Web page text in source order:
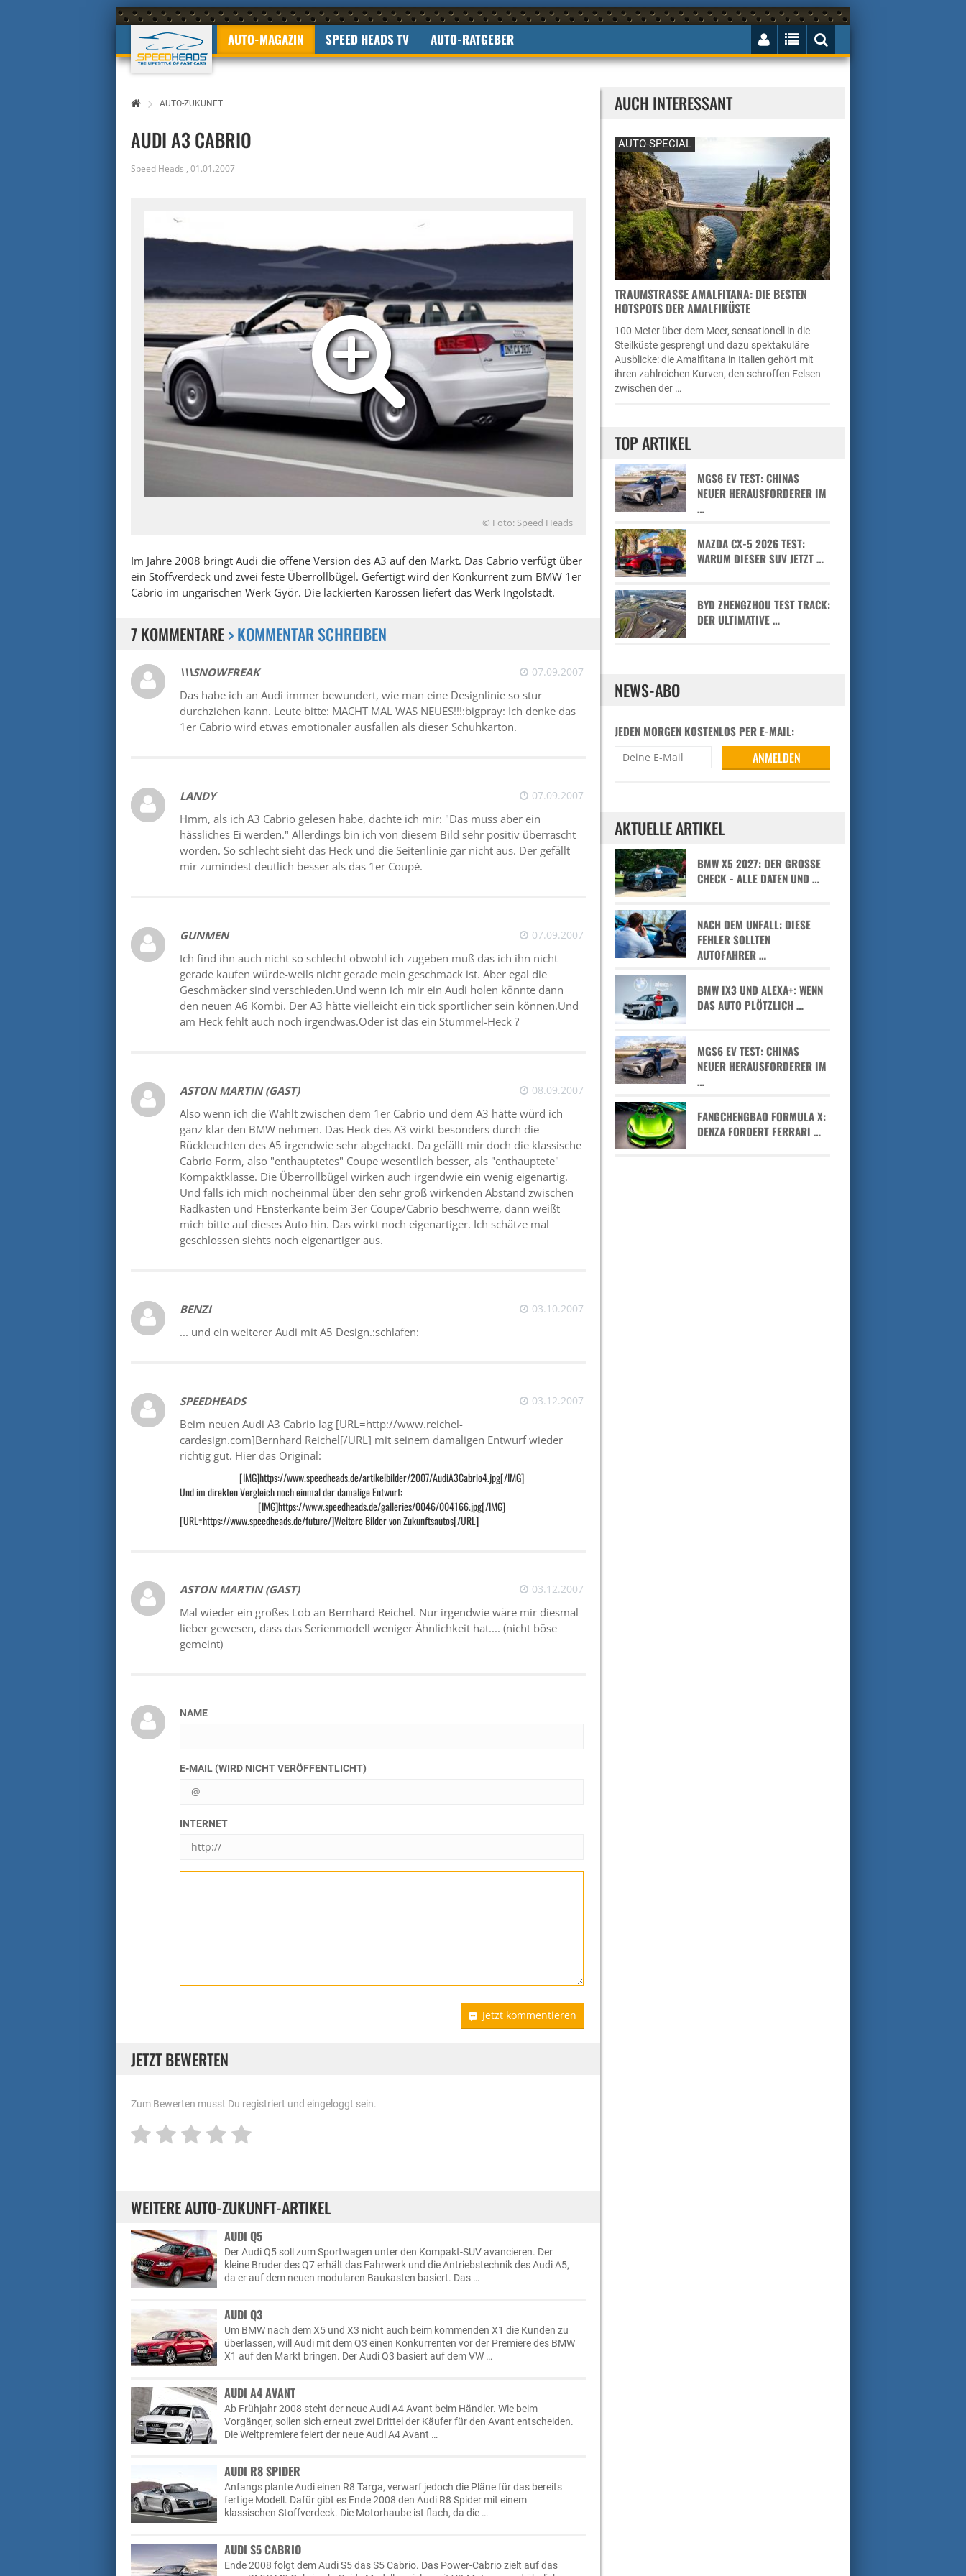
AUTO-MAGAZIN SPEED HEADS TV AUTO-RATGEBER
AUTO-ZUKUNFT
AUDI A3 CABRIO
Speed Heads , 01.01.2007
© Foto: Speed Heads
Im Jahre 2008 bringt Audi die offene Version des A3 auf den Markt. Das Cabrio verfügt über
ein Stoffverdeck und zwei feste Überrollbügel. Gefertigt wird der Konkurrent zum BMW 1er
Cabrio im ungarischen Werk Györ. Die lackierten Karossen liefert das Werk Ingolstadt.
7 KOMMENTARE> KOMMENTAR SCHREIBEN
\\\SNOWFREAK 07.09.2007
Das habe ich an Audi immer bewundert, wie man eine Designlinie so stur
durchziehen kann. Leute bitte: MACHT MAL WAS NEUES!!!:bigpray: Ich denke das
1er Cabrio wird etwas emotionaler ausfallen als dieser Schuhkarton.
LANDY 07.09.2007
Hmm, als ich A3 Cabrio gelesen habe, dachte ich mir: "Das muss aber ein
hässliches Ei werden." Allerdings bin ich von diesem Bild sehr positiv überrascht
worden. So schlecht sieht das Heck und die Seitenlinie gar nicht aus. Der gefällt
mir zumindest deutlich besser als das 1er Coupè.
GUNMEN 07.09.2007
Ich find ihn auch nicht so schlecht obwohl ich zugeben muß das ich ihn nicht
gerade kaufen würde-weils nicht gerade mein geschmack ist. Aber egal die
Geschmäcker sind verschieden.Und wenn ich mir ein Audi holen könnte dann
den neuen A6 Kombi. Der A3 hätte vielleicht ein tick sportlicher sein können.Und
am Heck fehlt auch noch irgendwas.Oder ist das ein Stummel-Heck ?
ASTON MARTIN (GAST) 08.09.2007
Also wenn ich die Wahlt zwischen dem 1er Cabrio und dem A3 hätte würd ich
ganz klar den BMW nehmen. Das Heck des A3 wirkt besonders durch die
Rückleuchten des A5 irgendwie sehr abgehackt. Da gefällt mir doch die klassische
Cabrio Form, also "enthauptetes" Coupe wesentlich besser, als "enthauptete"
Kompaktklasse. Die Überrollbügel wirken auch irgendwie ein wenig eigenartig.
Und falls ich mich nocheinmal über den sehr groß wirkenden Abstand zwischen
Radkasten und FEnsterkante beim 3er Coupe/Cabrio beschwerre, dann weißt
mich bitte auf dieses Auto hin. Das wirkt noch eigenartiger. Ich schätze mal
geschlossen siehts noch eigenartiger aus.
BENZI 03.10.2007
... und ein weiterer Audi mit A5 Design.:schlafen:
SPEEDHEADS 03.12.2007
Beim neuen Audi A3 Cabrio lag [URL=http://www.reichel-
cardesign.com]Bernhard Reichel[/URL] mit seinem damaligen Entwurf wieder
richtig gut. Hier das Original:
[IMG]https://www.speedheads.de/artikelbilder/2007/AudiA3Cabrio4.jpg[/IMG]
Und im direkten Vergleich noch einmal der damalige Entwurf:
[IMG]https://www.speedheads.de/galleries/0046/004166.jpg[/IMG]
[URL=https://www.speedheads.de/future/]Weitere Bilder von Zukunftsautos[/URL]
ASTON MARTIN (GAST) 03.12.2007
Mal wieder ein großes Lob an Bernhard Reichel. Nur irgendwie wäre mir diesmal
lieber gewesen, dass das Serienmodell weniger Ähnlichkeit hat.... (nicht böse
gemeint)
NAME
E-MAIL (WIRD NICHT VERÖFFENTLICHT)
INTERNET
Jetzt kommentieren
JETZT BEWERTEN
Zum Bewerten musst Du registriert und eingeloggt sein.
WEITERE AUTO-ZUKUNFT-ARTIKEL
AUDI Q5
Der Audi Q5 soll zum Sportwagen unter den Kompakt-SUV avancieren. Der
kleine Bruder des Q7 erhält das Fahrwerk und die Antriebstechnik des Audi A5,
da er auf dem neuen modularen Baukasten basiert. Das …
AUDI Q3
Um BMW nach dem X5 und X3 nicht auch beim kommenden X1 die Kunden zu
überlassen, will Audi mit dem Q3 einen Konkurrenten vor der Premiere des BMW
X1 auf den Markt bringen. Der Audi Q3 basiert auf dem VW …
AUDI A4 AVANT
Ab Frühjahr 2008 steht der neue Audi A4 Avant beim Händler. Wie beim
Vorgänger, sollen sich erneut zwei Drittel der Käufer für den Avant entscheiden.
Die Weltpremiere feiert der neue Audi A4 Avant …
AUDI R8 SPIDER
Anfangs plante Audi einen R8 Targa, verwarf jedoch die Pläne für das bereits
fertige Modell. Dafür gibt es Ende 2008 den Audi R8 Spider mit einem
klassischen Stoffverdeck. Die Motorhaube ist flach, da die …
AUDI S5 CABRIO
Ende 2008 folgt dem Audi S5 das S5 Cabrio. Das Power-Cabrio zielt auf das
AUCH INTERESSANT
AUTO-SPECIAL
TRAUMSTRASSE AMALFITANA: DIE BESTEN H
OTSPOTS DER AMALFIKÜSTE
100 Meter über dem Meer, sensationell in die
Steilküste gesprengt und dazu spektakuläre
Ausblicke: die Amalfitana in Italien gehört mit
ihren zahlreichen Kurven, den schroffen Felsen
zwischen der …
TOP ARTIKEL
MGS6 EV TEST: CHINAS
NEUER HERAUSFORDERER IM
…
MAZDA CX-5 2026 TEST:
WARUM DIESER SUV JETZT …
BYD ZHENGZHOU TEST TRACK:
DER ULTIMATIVE …
NEWS-ABO
JEDEN MORGEN KOSTENLOS PER E-MAIL:
AKTUELLE ARTIKEL
BMW X5 2027: DER GROSSE C
HECK - ALLE DATEN UND …
NACH DEM UNFALL: DIESE
FEHLER SOLLTEN
AUTOFAHRER …
BMW IX3 UND ALEXA+: WENN
DAS AUTO PLÖTZLICH …
MGS6 EV TEST: CHINAS
NEUER HERAUSFORDERER IM
…
FANGCHENGBAO FORMULA X:
DENZA FORDERT FERRARI …